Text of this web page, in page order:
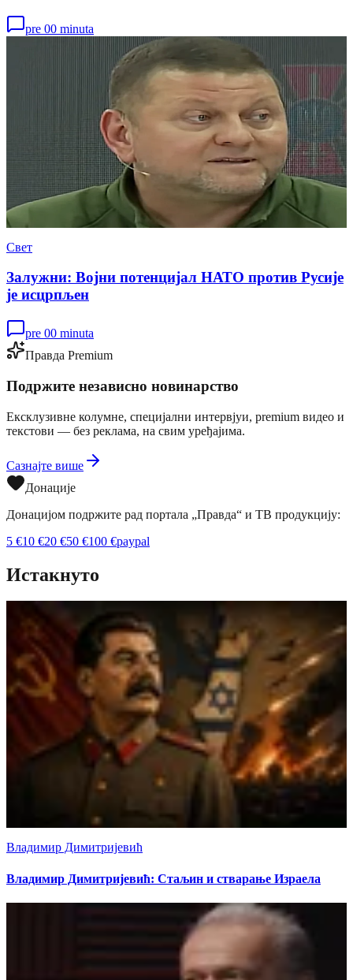
pre 00 minuta
Свет
Залужни: Војни потенцијал НАТО против Русије
је исцрпљен
pre 00 minuta
Правда Premium
Подржите независно новинарство
Ексклузивне колумне, специјални интервјуи, premium видео и
текстови — без реклама, на свим уређајима.
Сазнајте више
Донације
Донацијом подржите рад портала „Правда“ и ТВ продукцију:
5 €10 €20 €50 €100 €paypal
Истакнуто
Владимир Димитријевић
Владимир Димитријевић: Стаљин и стварање Израела